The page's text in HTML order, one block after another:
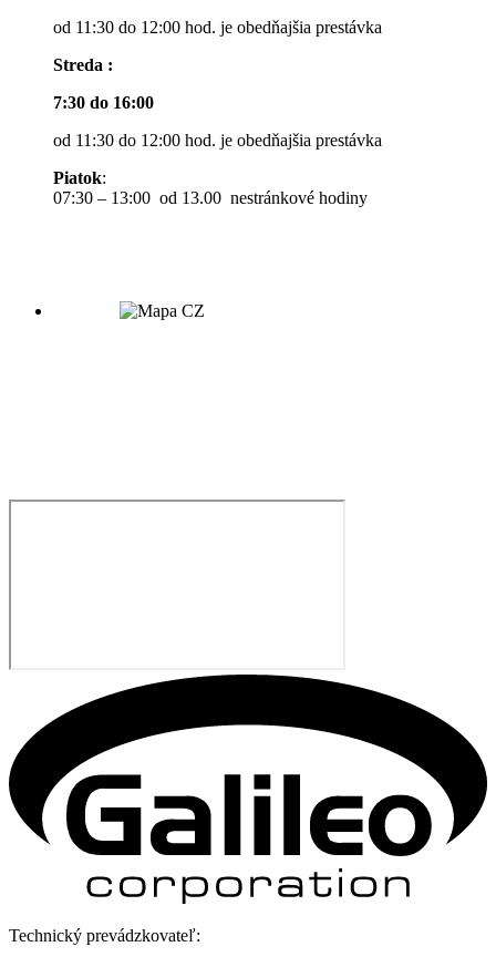
od 11:30 do 12:00 hod. je obedňajšia prestávka
Streda :
7:30 do 16:00
od 11:30 do 12:00 hod. je obedňajšia prestávka
Piatok:
07:30 – 13:00 od 13.00 nestránkové hodiny
Technický prevádzkovateľ: